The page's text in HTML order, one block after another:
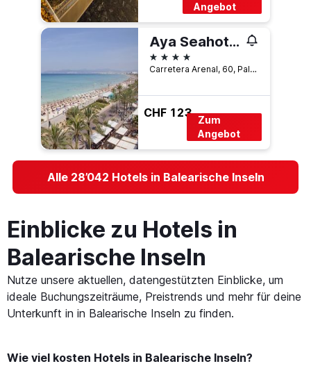
Angebot
Aya Seahotel - Adults Only
4 Sterne
Carretera Arenal, 60, Palma de Mallorca, Mallorca, Spanien
CHF 123
Zum
Angebot
Alle 28’042 Hotels in Balearische Inseln
Einblicke zu Hotels in
Balearische Inseln
Nutze unsere aktuellen, datengestützten Einblicke, um
ideale Buchungszeiträume, Preistrends und mehr für deine
Unterkunft in in Balearische Inseln zu finden.
Wie viel kosten Hotels in Balearische Inseln?